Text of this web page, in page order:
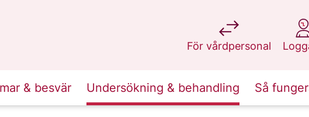
För vårdpersonal
på 1177.se
på
& besvär Undersökning & behandling Så